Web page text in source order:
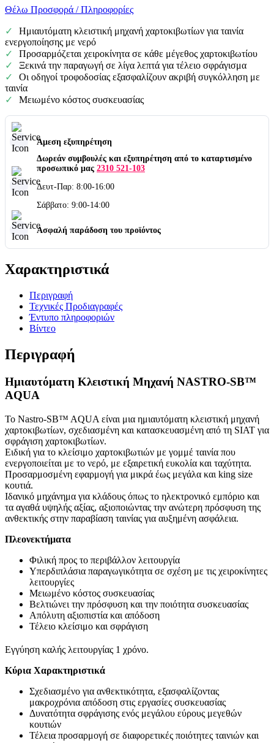
Θέλω Προσφορά / Πληροφορίες
Ημιαυτόματη κλειστική μηχανή χαρτοκιβωτίων για ταινία
ενεργοποίησης με νερό
Προσαρμόζεται χειροκίνητα σε κάθε μέγεθος χαρτοκιβωτίου
Ξεκινά την παραγωγή σε λίγα λεπτά για τέλειο σφράγισμα
Οι οδηγοί τροφοδοσίας εξασφαλίζουν ακριβή συγκόλληση με
ταινία
Μειωμένο κόστος συσκευασίας
Άμεση εξυπηρέτηση
Δωρεάν συμβουλές και εξυπηρέτηση από το καταρτισμένο
προσωπικό μας 2310 521-103
Δευτ-Παρ: 8:00-16:00
Σάββατο: 9:00-14:00
Ασφαλή παράδοση του προϊόντος
Χαρακτηριστικά
Περιγραφή
Τεχνικές Προδιαγραφές
Έντυπο πληροφοριών
Βίντεο
Περιγραφή
Ημιαυτόματη Κλειστική Μηχανή NASTRO-SB™
AQUA
Το Nastro-SB™ AQUA είναι μια ημιαυτόματη κλειστική μηχανή
χαρτοκιβωτίων, σχεδιασμένη και κατασκευασμένη από τη SIAT για
σφράγιση χαρτοκιβωτίων.
Ειδική για το κλείσιμο χαρτοκιβωτιών με γομμέ ταινία που
ενεργοποιείται με το νερό, με εξαιρετική ευκολία και ταχύτητα.
Προσαρμοσμένη εφαρμογή για μικρά έως μεγάλα και king size
κουτιά.
Ιδανικό μηχάνημα για κλάδους όπως το ηλεκτρονικό εμπόριο και
τα αγαθά υψηλής αξίας, αξιοποιώντας την ανώτερη πρόσφυση της
ανθεκτικής στην παραβίαση ταινίας για αυξημένη ασφάλεια.
Πλεονεκτήματα
Φιλική προς το περιβάλλον λειτουργία
Υπερδιπλάσια παραγωγικότητα σε σχέση με τις χειροκίνητες
λειτουργίες
Μειωμένο κόστος συσκευασίας
Βελτιώνει την πρόσφυση και την ποιότητα συσκευασίας
Απόλυτη αξιοπιστία και απόδοση
Τέλειο κλείσιμο και σφράγιση
Εγγύηση καλής λειτουργίας 1 χρόνο.
Κύρια Χαρακτηριστικά
Σχεδιασμένο για ανθεκτικότητα, εξασφαλίζοντας
μακροχρόνια απόδοση στις εργασίες συσκευασίας
Δυνατότητα σφράγισης ενός μεγάλου εύρους μεγεθών
κουτιών
Τέλεια προσαρμογή σε διαφορετικές ποιότητες ταινιών και